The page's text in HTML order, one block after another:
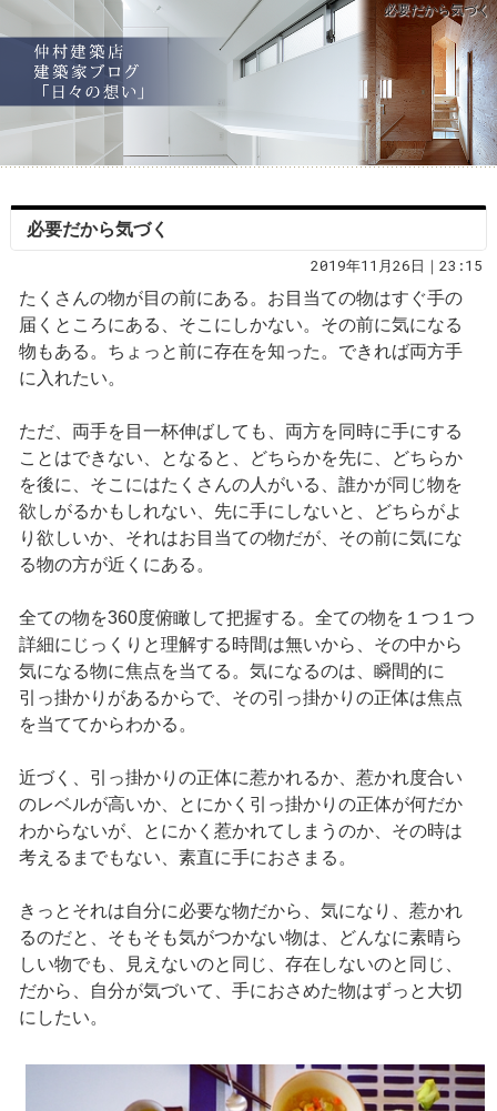
必要だから気づく
必要だから気づく
2019年11月26日｜23:15
たくさんの物が目の前にある。お目当ての物はすぐ手の
届くところにある、そこにしかない。その前に気になる
物もある。ちょっと前に存在を知った。できれば両方手
に入れたい。
ただ、両手を目一杯伸ばしても、両方を同時に手にする
ことはできない、となると、どちらかを先に、どちらか
を後に、そこにはたくさんの人がいる、誰かが同じ物を
欲しがるかもしれない、先に手にしないと、どちらがよ
り欲しいか、それはお目当ての物だが、その前に気にな
る物の方が近くにある。
全ての物を360度俯瞰して把握する。全ての物を１つ１つ
詳細にじっくりと理解する時間は無いから、その中から
気になる物に焦点を当てる。気になるのは、瞬間的に
引っ掛かりがあるからで、その引っ掛かりの正体は焦点
を当ててからわかる。
近づく、引っ掛かりの正体に惹かれるか、惹かれ度合い
のレベルが高いか、とにかく引っ掛かりの正体が何だか
わからないが、とにかく惹かれてしまうのか、その時は
考えるまでもない、素直に手におさまる。
きっとそれは自分に必要な物だから、気になり、惹かれ
るのだと、そもそも気がつかない物は、どんなに素晴ら
しい物でも、見えないのと同じ、存在しないのと同じ、
だから、自分が気づいて、手におさめた物はずっと大切
にしたい。